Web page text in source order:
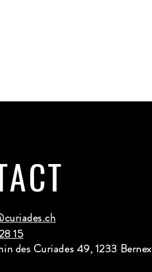
15
des Curiades 49, 1233 Bernex